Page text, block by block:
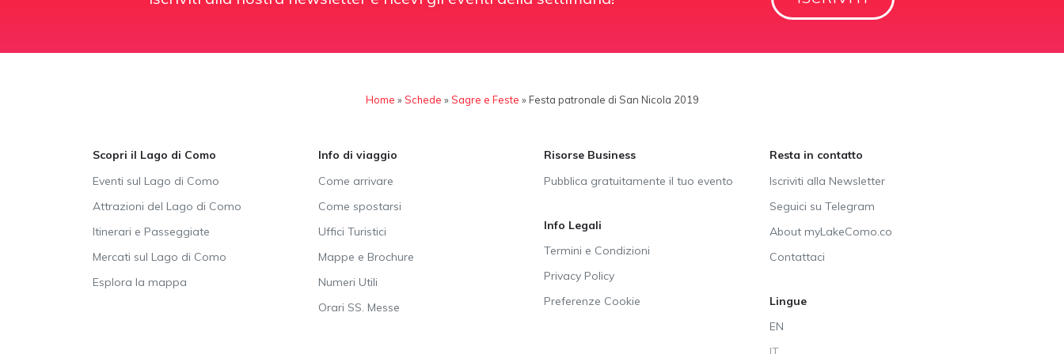
Home »Schede »Sagre e Feste » Festa patronale di San Nicola 2019
Scopri il Lago di Como
Eventi sul Lago di Como
Attrazioni del Lago di Como
Itinerari e Passeggiate
Mercati sul Lago di Como
Esplora la mappa
Info di viaggio
Come arrivare
Come spostarsi
Uffici Turistici
Mappe e Brochure
Numeri Utili
Orari SS. Messe
Risorse Business
Pubblica gratuitamente il tuo evento
Info Legali
Termini e Condizioni
Privacy Policy
Preferenze Cookie
Resta in contatto
Iscriviti alla Newsletter
Seguici su Telegram
About myLakeComo.co
Contattaci
Lingue
EN